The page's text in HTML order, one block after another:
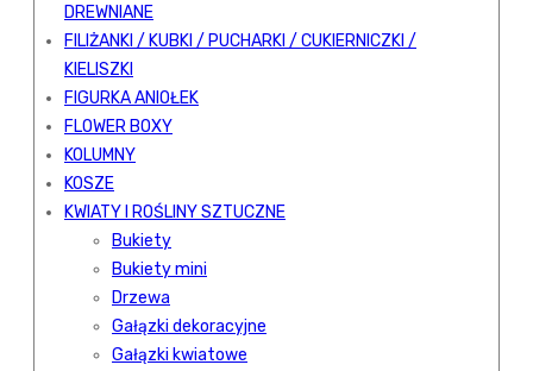
DREWNIANE
FILIŻANKI / KUBKI / PUCHARKI / CUKIERNICZKI /
KIELISZKI
FIGURKA ANIOŁEK
FLOWER BOXY
KOLUMNY
KOSZE
KWIATY I ROŚLINY SZTUCZNE
Bukiety
Bukiety mini
Drzewa
Gałązki dekoracyjne
Gałązki kwiatowe